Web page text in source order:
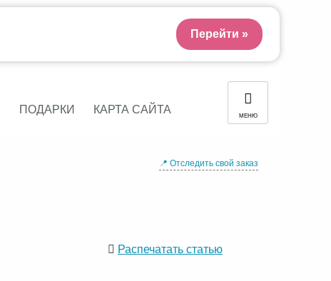
ПОДАРКИ КАРТА САЙТА МЕНЮ
📍 Отследить свой заказ
Распечатать статью
Перейти »